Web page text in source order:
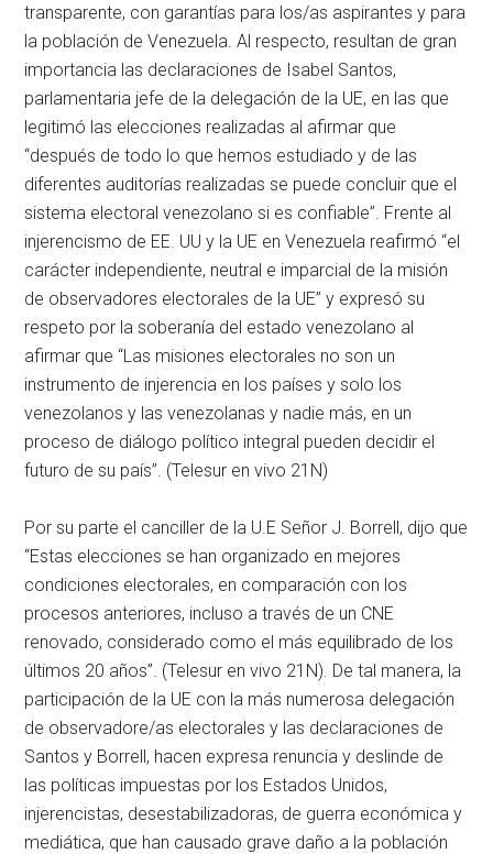
transparente, con garantías para los/as aspirantes y para
la población de Venezuela. Al respecto, resultan de gran
importancia las declaraciones de Isabel Santos,
parlamentaria jefe de la delegación de la UE, en las que
legitimó las elecciones realizadas al afirmar que
“después de todo lo que hemos estudiado y de las
diferentes auditorías realizadas se puede concluir que el
sistema electoral venezolano si es confiable”. Frente al
injerencismo de EE. UU y la UE en Venezuela reafirmó “el
carácter independiente, neutral e imparcial de la misión
de observadores electorales de la UE” y expresó su
respeto por la soberanía del estado venezolano al
afirmar que “Las misiones electorales no son un
instrumento de injerencia en los países y solo los
venezolanos y las venezolanas y nadie más, en un
proceso de diálogo político integral pueden decidir el
futuro de su país”. (Telesur en vivo 21N)
Por su parte el canciller de la U.E Señor J. Borrell, dijo que
“Estas elecciones se han organizado en mejores
condiciones electorales, en comparación con los
procesos anteriores, incluso a través de un CNE
renovado, considerado como el más equilibrado de los
últimos 20 años”. (Telesur en vivo 21N). De tal manera, la
participación de la UE con la más numerosa delegación
de observadore/as electorales y las declaraciones de
Santos y Borrell, hacen expresa renuncia y deslinde de
las políticas impuestas por los Estados Unidos,
injerencistas, desestabilizadoras, de guerra económica y
mediática, que han causado grave daño a la población